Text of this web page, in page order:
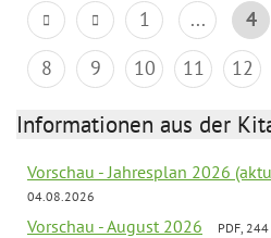
1 ... 4
8
9 10 11 12
Informationen aus der
Vorschau - Jahresplan 2026
04.08.2026
Vorschau - August 2026 PDF,